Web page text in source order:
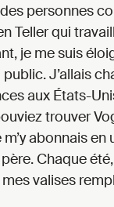
personnes
Teller qui
je me suis
J’allais
aux États-
trouver
abonnais en
Chaque
valises